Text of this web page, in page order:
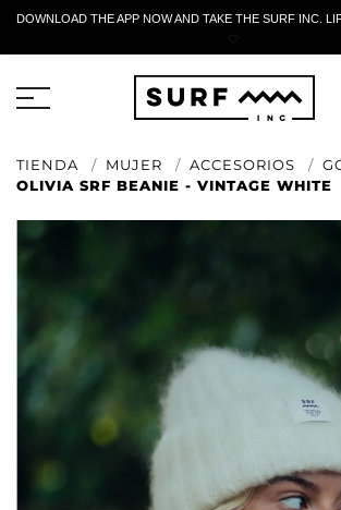
DOWNLOAD THE APP NOW AND TAKE THE SURF INC.
🤍
TIENDA MUJER ACCESORIOS
OLIVIA SRF BEANIE - VINTAGE WHITE
FORMULARIO DE RETORNO